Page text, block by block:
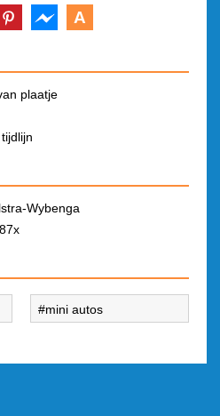
A
plaatje
Wybenga
mini autos